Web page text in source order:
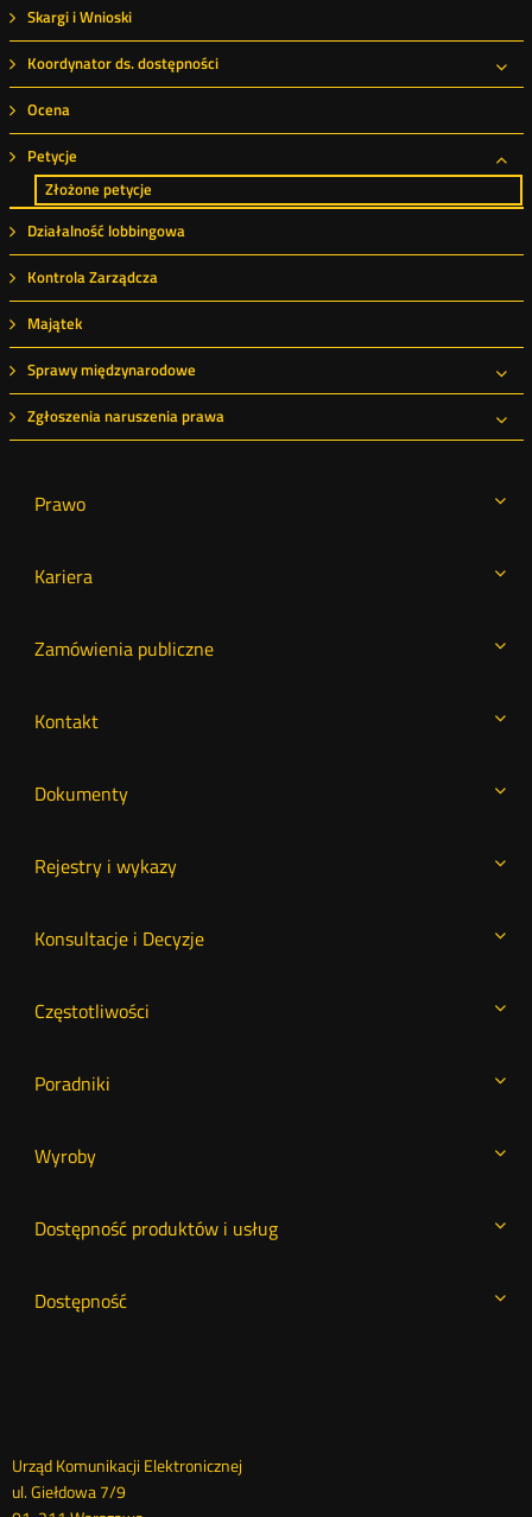
Skargi i Wnioski
Koordynator ds. dostępności
Ocena
Petycje
Złożone petycje
Działalność lobbingowa
Kontrola Zarządcza
Majątek
Sprawy międzynarodowe
Zgłoszenia naruszenia prawa
Prawo
Kariera
Zamówienia publiczne
Kontakt
Dokumenty
Rejestry i wykazy
Konsultacje i Decyzje
Częstotliwości
Poradniki
Wyroby
Dostępność produktów i usług
Dostępność
Dane
Urząd Komunikacji Elektronicznej
ul. Giełdowa 7/9